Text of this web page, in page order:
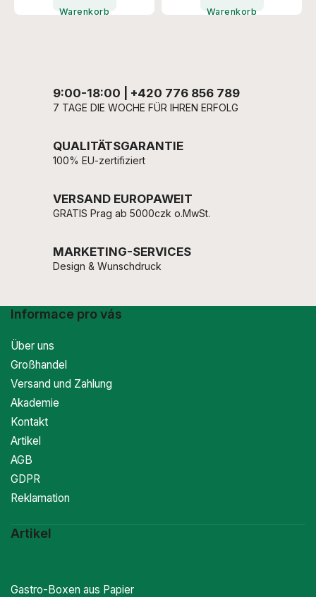
Warenkorb Warenkorb
9:00-18:00 | +420 776 856 789
7 TAGE DIE WOCHE FÜR IHREN ERFOLG
QUALITÄTSGARANTIE
100% EU-zertifiziert
VERSAND EUROPAWEIT
GRATIS Prag ab 5000czk o.MwSt.
MARKETING-SERVICES
Design & Wunschdruck
Informace pro vás
Über uns
Großhandel
Versand und Zahlung
Akademie
Kontakt
Artikel
AGB
GDPR
Reklamation
Artikel
Gastro-Boxen aus Papier